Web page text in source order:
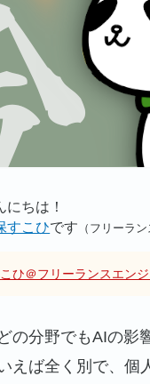
にちは！
すこひです （フリーラ
ひ＠フリーランスエン
の分野でもAIの影
えば全く別で、個